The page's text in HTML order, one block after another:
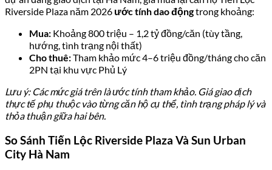
Riverside Plaza năm 2026 ước tính dao độngtrong khoảng:
Mua: Khoảng 800 triệu – 1,2 tỷ đồng/căn (tùy tầng,
hướng, tình trạng nội thất)
Cho thuê:Tham khảo mức 4–6 triệu đồng/tháng cho căn
2PN tại khu vực Phủ Lý
Lưu ý: Các mức giá trên là ước tính tham khảo. Giá giao dịch
thực tế phụ thuộc vào từng căn hộ cụ thể, tình trạng pháp lý và
thỏa thuận giữa hai bên.
So Sánh Tiến Lộc Riverside Plaza Và Sun Urban
City Hà Nam